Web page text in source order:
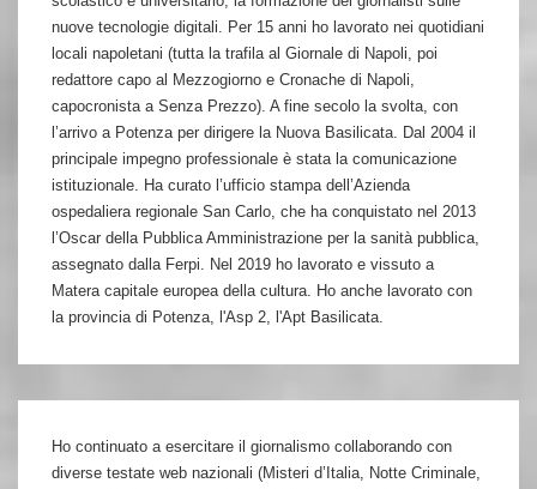
nuove tecnologie digitali. Per 15 anni ho lavorato nei quotidiani
locali napoletani (tutta la trafila al Giornale di Napoli, poi
redattore capo al Mezzogiorno e Cronache di Napoli,
capocronista a Senza Prezzo). A fine secolo la svolta, con
l’arrivo a Potenza per dirigere la Nuova Basilicata. Dal 2004 il
principale impegno professionale è stata la comunicazione
istituzionale. Ha curato l’ufficio stampa dell’Azienda
ospedaliera regionale San Carlo, che ha conquistato nel 2013
l’Oscar della Pubblica Amministrazione per la sanità pubblica,
assegnato dalla Ferpi. Nel 2019 ho lavorato e vissuto a
Matera capitale europea della cultura. Ho anche lavorato con
la provincia di Potenza, l'Asp 2, l'Apt Basilicata.
Ho continuato a esercitare il giornalismo collaborando con
diverse testate web nazionali (Misteri d’Italia, Notte Criminale,